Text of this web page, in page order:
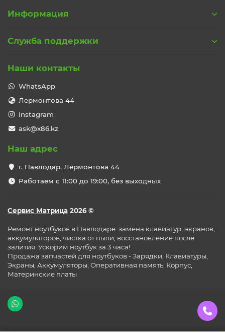
Информация
Служба поддержки
Наши контакты
WhatsApp
Лермонтова 44
Instagram
ask@x86.kz
Наш адрес
г. Павлодар, Лермонтова 44
Работаем с 11:00 до 19:00, без выходных
Сервис Матрица 2026 ©
Ремонт ноутбуков в Павлодаре: замена клавиатур, экранов,
аккумуляторов, чистка от пыли, восстановление после
залития. Ускорим ноутбук за 3 часа!
Продажа запчастей для ноутбуков - Зарядки, Клавиатуры,
Экраны, Аккумуляторы, Оперативная память, Корпус,
Материнские платы